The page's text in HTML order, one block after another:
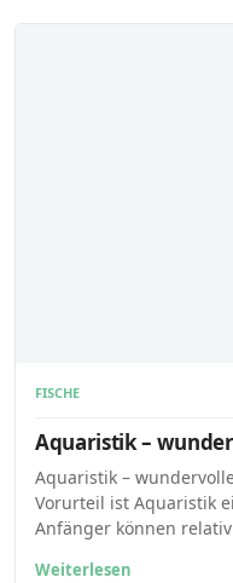
FISCHE
Aquaristik –
Aquaristik –
Vorurteil ist Aquaristik
Anfänger können
Weiterlesen